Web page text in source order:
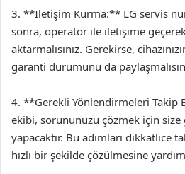
3. **İletişim Kurma:** LG servis
sonra, operatör ile iletişime
aktarmalısınız. Gerekirse,
garanti durumunu da
4. **Gerekli Yönlendirmeleri Takip
ekibi, sorununuzu çözmek için
yapacaktır. Bu adımları dikkatlice
hızlı bir şekilde çözülmesine